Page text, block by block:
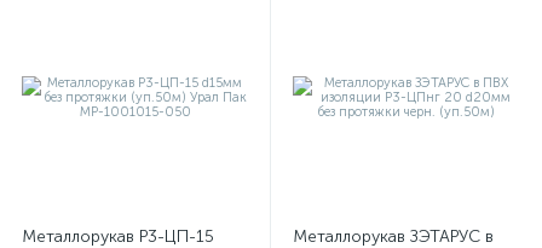
Металлорукав Р3-ЦП-15
Металлорукав ЗЭТАРУС в